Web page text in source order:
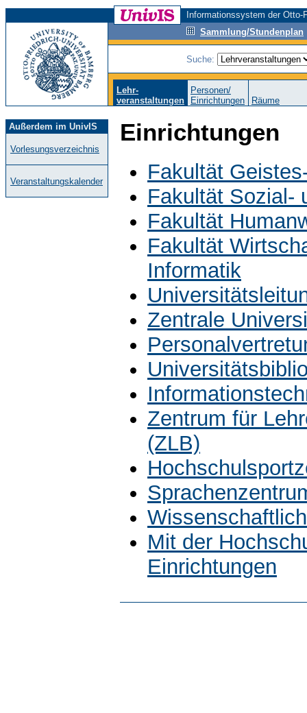
Informationssystem der
Sammlung/Stundenplan
Suche:
Lehr-
veranstaltungen
Personen/
Einrichtungen
Räume
Außerdem im UnivIS
Vorlesungsverzeichnis
Veranstaltungskalender
Einrichtungen
Fakultät
Fakultät Sozial-
Fakultät
Fakultät
Informatik
Zentrale
Zentrum für
(ZLB)
Mit der
Einrichtungen